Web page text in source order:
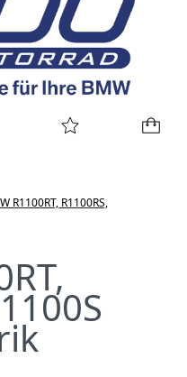
R1100RT, R1100RS,